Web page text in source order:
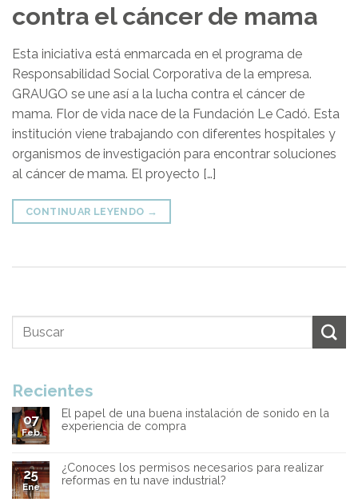
contra el cáncer de mama
Esta iniciativa está enmarcada en el programa de
Responsabilidad Social Corporativa de la empresa.
GRAUGO se une así a la lucha contra el cáncer de
mama. Flor de vida nace de la Fundación Le Cadó. Esta
institución viene trabajando con diferentes hospitales y
organismos de investigación para encontrar soluciones
al cáncer de mama. El proyecto […]
CONTINUAR LEYENDO →
Recientes
07
Feb
El papel de una buena instalación de sonido en la
experiencia de compra
25
Ene
¿Conoces los permisos necesarios para realizar
reformas en tu nave industrial?